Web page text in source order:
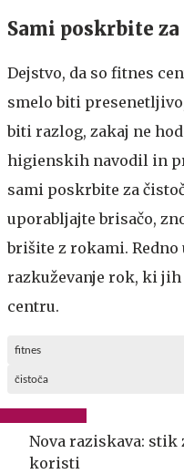
Sami poskrbite
Dejstvo, da so fitnes
smelo biti
biti razlog, zakaj ne
higienskih navodil in
sami poskrbite za
uporabljajte brisačo,
brišite z rokami.
razkuževanje rok, ki
centru.
fitnes
čistoča
Nova raziskava: stik
koristi